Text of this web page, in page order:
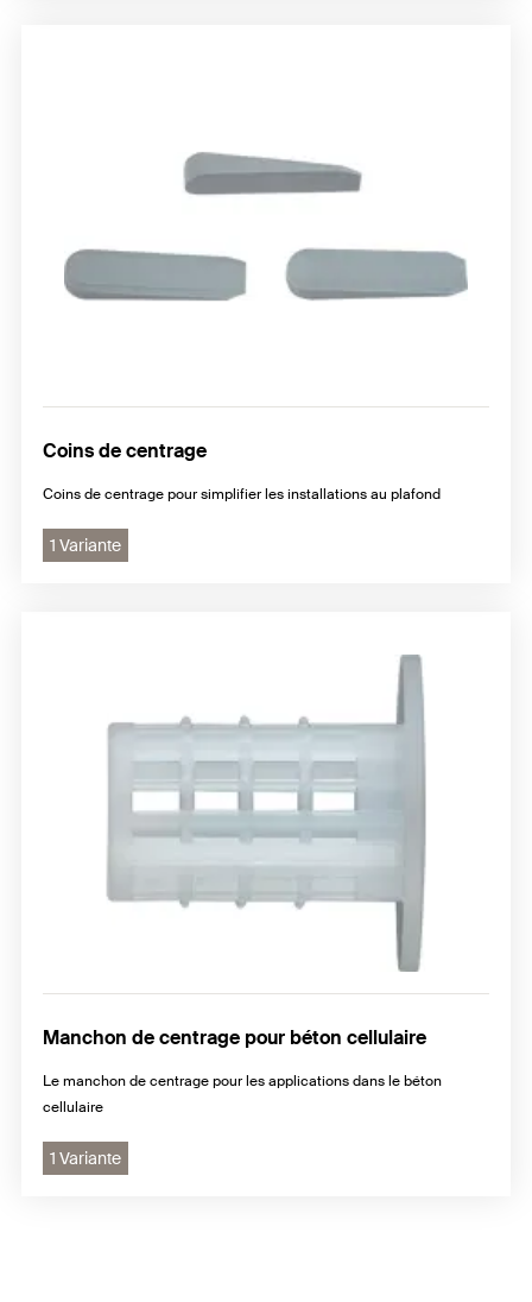
Coins de centrage
Coins de centrage pour simplifier les installations au plafond
1 Variante
Manchon de centrage pour béton cellulaire
Le manchon de centrage pour les applications dans le béton
cellulaire
1 Variante